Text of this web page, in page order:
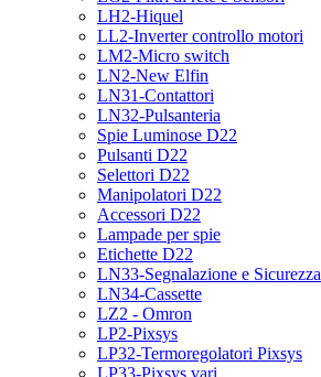
LH2-Hiquel
LL2-Inverter controllo motori
LM2-Micro switch
LN2-New Elfin
LN31-Contattori
LN32-Pulsanteria
Spie Luminose D22
Pulsanti D22
Selettori D22
Manipolatori D22
Accessori D22
Lampade per spie
Etichette D22
LN33-Segnalazione e Sicurezza
LN34-Cassette
LZ2 - Omron
LP2-Pixsys
LP32-Termoregolatori Pixsys
LP33-Pixsys vari